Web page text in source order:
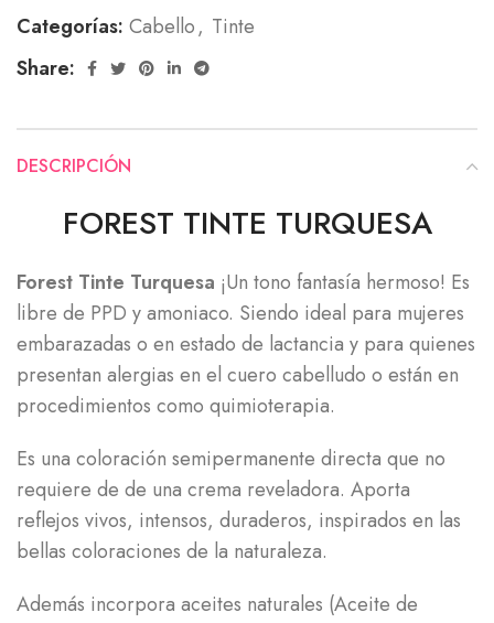
Categorías: Cabello, Tinte
Share:
DESCRIPCIÓN
FOREST TINTE TURQUESA
Forest Tinte Turquesa ¡Un tono fantasía hermoso! Es
libre de PPD y amoniaco. Siendo ideal para mujeres
embarazadas o en estado de lactancia y para quienes
presentan alergias en el cuero cabelludo o están en
procedimientos como quimioterapia.
Es una coloración semipermanente directa que no
requiere de de una crema reveladora. Aporta
reflejos vivos, intensos, duraderos, inspirados en las
bellas coloraciones de la naturaleza.
Además incorpora aceites naturales (Aceite de